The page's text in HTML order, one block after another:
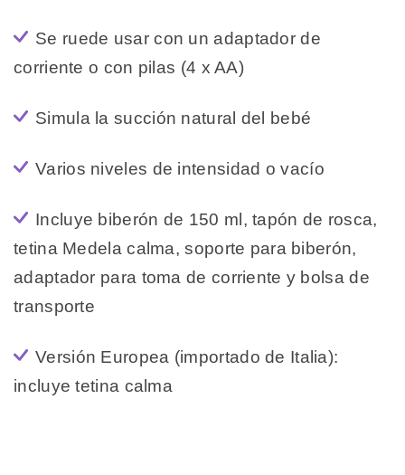
Se ruede usar con un adaptador de
corriente o con pilas (4 x AA)
Simula la succión natural del bebé
Varios niveles de intensidad o vacío
Incluye biberón de 150 ml, tapón de rosca,
tetina Medela calma, soporte para biberón,
adaptador para toma de corriente y bolsa de
transporte
Versión Europea (importado de Italia):
incluye tetina calma